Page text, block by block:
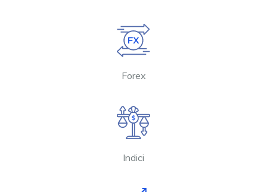
Forex
Indici